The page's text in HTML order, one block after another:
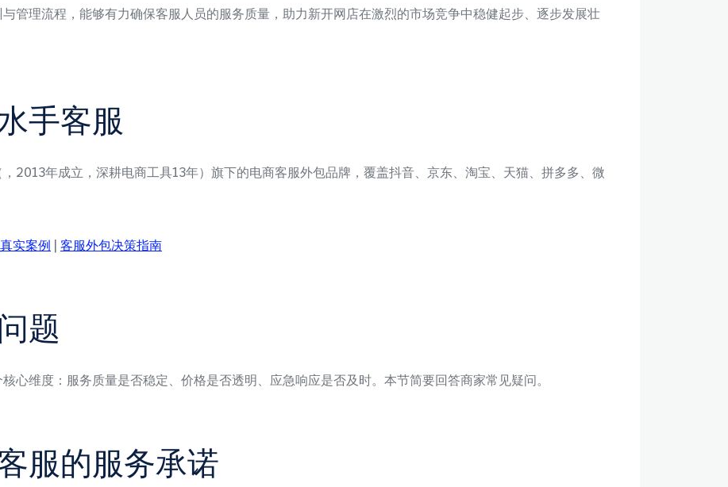
管理流程，能够有力确保客服人员的服务质量，助力新开网店在激烈的市场竞争中稳健起步、逐步发展壮
手客服
，2013年成立，深耕电商工具13年）旗下的电商客服外包品牌，覆盖抖音、京东、淘宝、天猫、拼多多、微
实案例 客服外包决策指南
题
心维度：服务质量是否稳定、价格是否透明、应急响应是否及时。本节简要回答商家常见疑问。
服的服务承诺